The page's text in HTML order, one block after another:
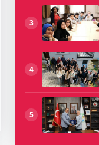
3
4
5